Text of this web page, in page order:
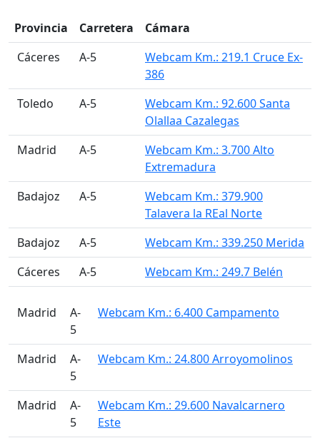
Provincia Carretera
Cámara
󠁭󠁶󠁳󠁣󠁿 Cáceres
A-5
Webcam Km.: 219.1 Cruce Ex-
386
󠁭󠁶󠁳󠁣󠁿 Toledo
A-5
Webcam Km.: 92.600 Santa
Olallaa Cazalegas
󠁭󠁶󠁳󠁣󠁿 Madrid
A-5
Webcam Km.: 3.700 Alto
Extremadura
󠁭󠁶󠁳󠁣󠁿 Badajoz
A-5
Webcam Km.: 379.900
Talavera la REal Norte
󠁭󠁶󠁳󠁣󠁿 Badajoz
A-5
Webcam Km.: 339.250 Merida
󠁭󠁶󠁳󠁣󠁿 Cáceres
A-5 Webcam Km.: 249.7 Belén
󠁭󠁶󠁳󠁣󠁿 Madrid
A-
5
Webcam Km.: 6.400 Campamento
󠁭󠁶󠁳󠁣󠁿 Madrid
A-
5
Webcam Km.: 24.800 Arroyomolinos
󠁭󠁶󠁳󠁣󠁿 Madrid
A-
5
Webcam Km.: 29.600 Navalcarnero
Este